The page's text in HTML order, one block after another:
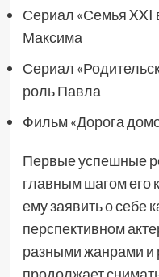
Сериал «Семья XXI
Максима
Сериал
роль Павла
Фильм «Дорога
Первые успешные
главным шагом его
ему заявить о себе
перспективном
разными жанрами и